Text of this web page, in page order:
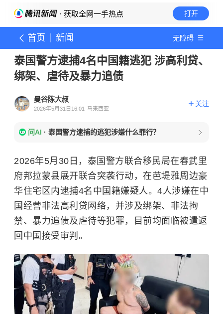
· 获取全网一手热点 打开
首页 新闻 无障碍
泰国警方逮捕4名中国籍逃犯 涉高利贷、
绑架、虐待及暴力追债
曼谷陈大叔
2026年5月31日16:01 马来西亚
关注
问AI · 泰国警方逮捕的逃犯涉嫌什么罪行？
2026年5月30日，泰国警方联合移民局在春武里
府邦拉蒙县展开联合突袭行动，在芭堤雅周边豪
华住宅区内逮捕4名中国籍嫌疑人。4人涉嫌在中
国经营非法高利贷网络，并涉及绑架、非法拘
禁、暴力追债及虐待等犯罪，目前均面临被遣返
回中国接受审判。